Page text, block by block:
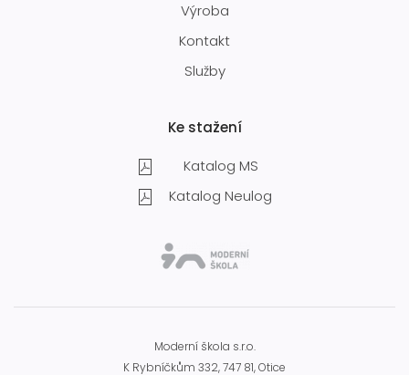
Výroba
Kontakt
Služby
Ke stažení
Katalog MS
Katalog Neulog
Moderní škola s.r.o.
K Rybníčkům 332, 747 81, Otice